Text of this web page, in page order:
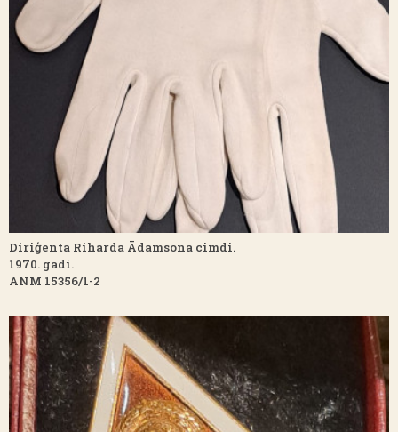
Diriģenta Riharda Ādamsona cimdi.
1970. gadi.
ANM 15356/1-2